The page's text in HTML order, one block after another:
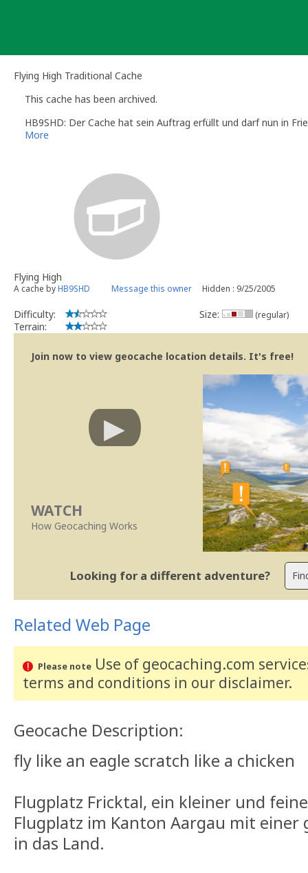
Flying High Traditional Cache
This cache has been archived.
HB9SHD: Der Cache hat sein Auftrag erfüllt und darf nun in
More
Flying High
A cache byHB9SHD Message this owner Hidden : 9/25/2005
Difficulty:
Terrain:
Size: (regular)
Join now to view geocache location details. It's free!
WATCH
How Geocaching Works
Looking for a different adventure?
Related Web Page
Please noteUse of geocaching.com
terms and conditions in our disclaimer.
Geocache Description:
fly like an eagle scratch like a chicken
Flugplatz Fricktal, ein kleiner und
Flugplatz im Kanton Aargau mit einer
in das Land.